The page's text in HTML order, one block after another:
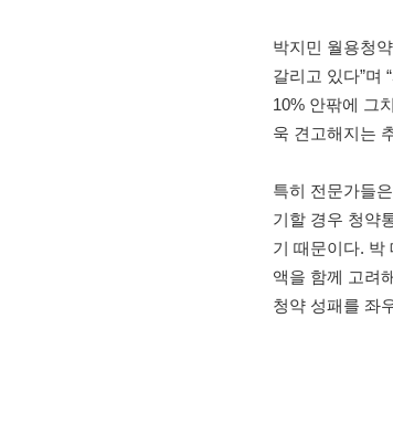
박지민 월용청
갈리고 있다”며
10% 안팎에 그
욱 견고해지는
특히 전문가들
기할 경우 청약
기 때문이다. 박
액을 함께 고려
청약 성패를 좌